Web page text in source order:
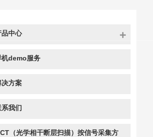
品中心
机demo服务
决方案
系我们
（光学相干断层扫描）按信号采集方